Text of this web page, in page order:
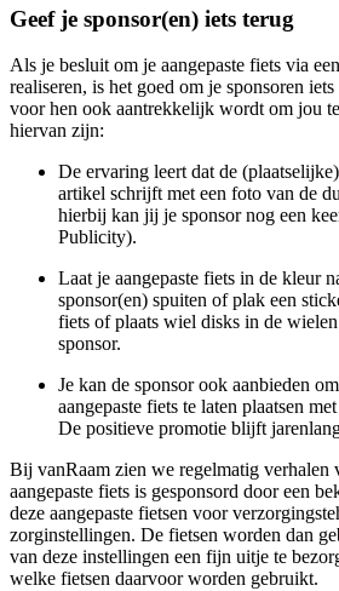
Geef je sponsor(en) iets terug
Als je besluit om je aangepaste fiets via
realiseren, is het goed om je sponsoren
voor hen ook aantrekkelijk wordt om jou
hiervan zijn:
De ervaring leert dat de
artikel schrijft met een foto van de
hierbij kan jij je sponsor nog een
Publicity).
Laat je aangepaste fiets in de kleur
sponsor(en) spuiten of plak een
fiets of plaats wiel disks in de
sponsor.
​Je kan de sponsor ook aanbieden
aangepaste fiets te laten plaatsen
De positieve promotie blijft
Bij vanRaam zien we regelmatig
aangepaste fiets is gesponsord door een
deze aangepaste fietsen voor
zorginstellingen. De fietsen worden dan
van deze instellingen een fijn uitje te
welke fietsen daarvoor worden gebruikt.